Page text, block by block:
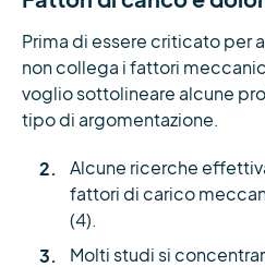
Prima di essere criticato per
non collega i fattori
voglio sottolineare alcune
tipo di argomentazione.
Alcune ricerche
fattori di carico
(4).
Molti studi si